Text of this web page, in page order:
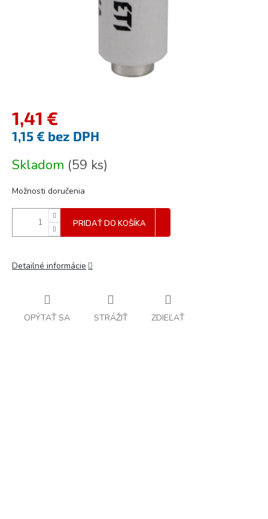
1,41 €
1,15 € bez DPH
cena:
Skladom (59 ks)
Možnosti doručenia
PRIDAŤ DO KOŠÍKA
Detailné informácie
OPÝTAŤ SA STRÁŽIŤ ZDIEĽAŤ